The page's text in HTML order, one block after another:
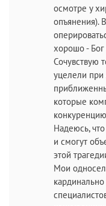
осмотре у
опъянения).
хорошо - Бог
Сочувствую
уцелели при
которые
Надеюсь,
и смогут
этой
Мои